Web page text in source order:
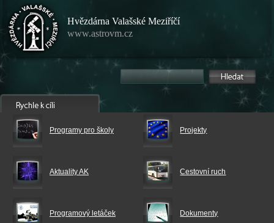
Hvězdárna Valašské Meziříčí
www.astrovm.cz
Programy pro školy Projekty
Aktuality AK Cestovní ruch
Programový letáček Dokumenty